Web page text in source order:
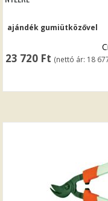
ajándék gumiütközővel
23 720 Ft (nettó ár: 18